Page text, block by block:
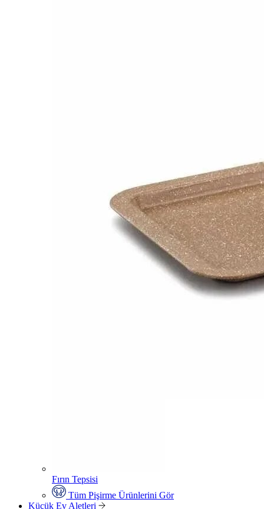
Fırın Tepsisi
Tüm Pişirme Ürünlerini Gör
Küçük Ev Aletleri